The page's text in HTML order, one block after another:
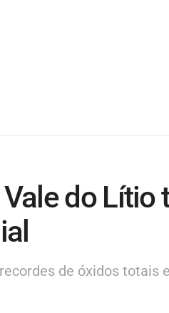
do Lítio
de óxidos totais e